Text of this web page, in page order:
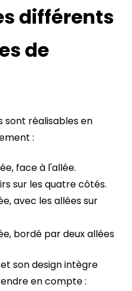
différents
de
sont réalisables en
:
face à l'allée.
sur les quatre côtés.
avec les allées sur
bordé par deux allées
son design intègre
en compte :